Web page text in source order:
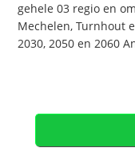
gehele 03 regio en
Mechelen, Turnhout
2030, 2050 en 2060